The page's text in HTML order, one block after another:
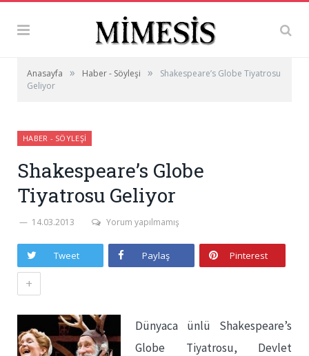
Anasayfa » Haber - Söyleşi »
Shakespeare’s Globe Tiyatrosu
Geliyor
HABER - SÖYLEŞI
Shakespeare’s Globe
Tiyatrosu Geliyor
14.03.2013 Yorum yapılmamış
Tweet Paylaş Pinterest
+
Dünyaca ünlü Shakespeare’s
Globe Tiyatrosu, Devlet